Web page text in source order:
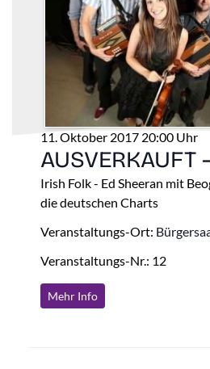
11. Oktober 2017 20:00 Uhr
AUSVERKAUFT
Irish Folk - Ed Sheeran mit
die deutschen Charts
Veranstaltungs-Ort:
Veranstaltungs-Nr.: 12
Mehr Info